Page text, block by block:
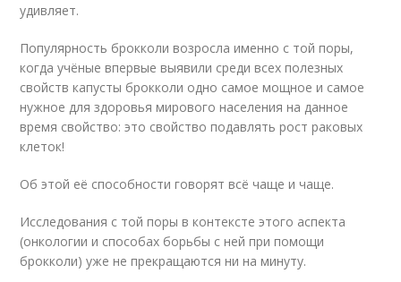
удивляет.
Популярность брокколи возросла именно с той поры,
когда учёные впервые выявили среди всех полезных
свойств капусты брокколи одно самое мощное и самое
нужное для здоровья мирового населения на данное
время свойство: это свойство подавлять рост раковых
клеток!
Об этой её способности говорят всё чаще и чаще.
Исследования с той поры в контексте этого аспекта
(онкологии и способах борьбы с ней при помощи
брокколи) уже не прекращаются ни на минуту.